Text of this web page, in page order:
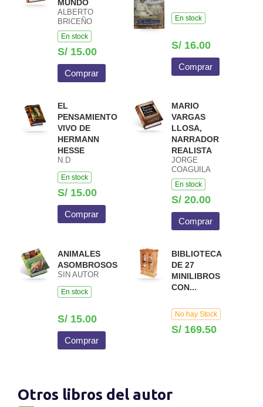
MUNDO
ALBERTO
BRICEÑO
En stock
S/ 15.00
Comprar
En stock
S/ 16.00
Comprar
EL
PENSAMIENTO
VIVO DE
HERMANN
HESSE
N.D
En stock
S/ 15.00
Comprar
MARIO
VARGAS
LLOSA,
NARRADOR
REALISTA
JORGE
COAGUILA
En stock
S/ 20.00
Comprar
ANIMALES
ASOMBROSOS
SIN AUTOR
En stock
S/ 15.00
Comprar
BIBLIOTECA
DE 27
MINILIBROS
CON...
No hay Stock
S/ 169.50
Otros libros del autor